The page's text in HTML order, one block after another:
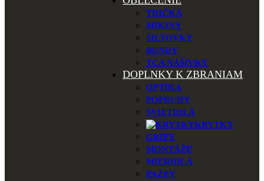
TRIČKÁ
MIKINY
ŠILTOVKY
BUNDY
TCA NÁŠIVKY
DOPLNKY K ZBRANIAM
OPTIKA
POPRUHY
SVIETIDLÁ
KRYTKY
GRIPY
MONTÁŽE
MIERIDLÁ
PAŽBY